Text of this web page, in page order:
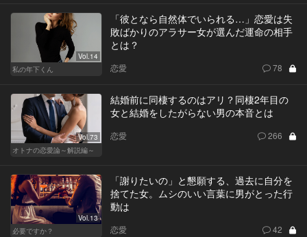
Vol.14
私の年下くん
「彼となら自然体でいられる…」恋愛は失
敗ばかりのアラサー女が選んだ運命の相手
とは？
恋愛 78
Vol.73
オトナの恋愛論～解説編～
結婚前に同棲するのはアリ？同棲2年目の
女と結婚をしたがらない男の本音とは
恋愛 266
Vol.13
必要ですか？
「謝りたいの」と懇願する、過去に自分を
捨てた女。ムシのいい言葉に男がとった行
動は
恋愛 42